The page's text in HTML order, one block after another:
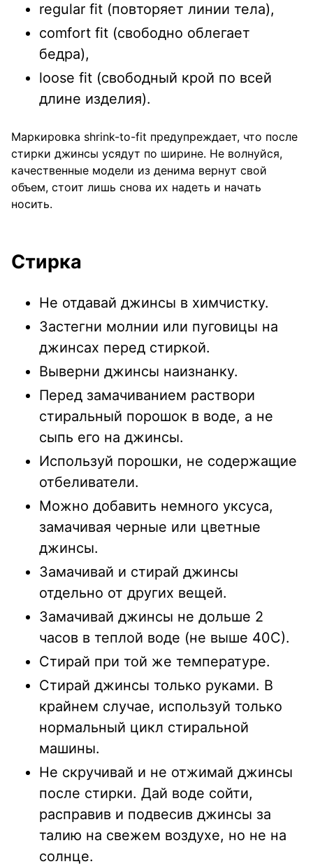
regular fit (повторяет линии тела),
comfort fit (свободно облегает
бедра),
loose fit (свободный крой по всей
длине изделия).
Маркировка shrink-to-fit предупреждает, что после
стирки джинсы усядут по ширине. Не волнуйся,
качественные модели из денима вернут свой
объем, стоит лишь снова их надеть и начать
носить.
Стирка
Не отдавай джинсы в химчистку.
Застегни молнии или пуговицы на
джинсах перед стиркой.
Выверни джинсы наизнанку.
Перед замачиванием раствори
стиральный порошок в воде, а не
сыпь его на джинсы.
Используй порошки, не содержащие
отбеливатели.
Можно добавить немного уксуса,
замачивая черные или цветные
джинсы.
Замачивай и стирай джинсы
отдельно от других вещей.
Замачивай джинсы не дольше 2
часов в теплой воде (не выше 40С).
Стирай при той же температуре.
Стирай джинсы только руками. В
крайнем случае, используй только
нормальный цикл стиральной
машины.
Не скручивай и не отжимай джинсы
после стирки. Дай воде сойти,
расправив и подвесив джинсы за
талию на свежем воздухе, но не на
солнце.